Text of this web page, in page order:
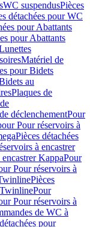
WC suspendusPièces
détachées pour WC
pour Abattants
pour Abattants
Matériel de
pour Bidets
au
Plaques de
déclenchementPour
Pour réservoirs à
Pièces détachées
à encastrer
KappaPour
Pour réservoirs à
Pièces
TwinlinePour
Pour réservoirs à
de WC à
pour